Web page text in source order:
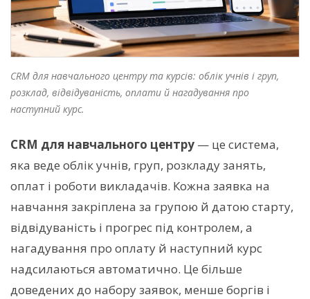
CRM для навчального центру та курсів: облік учнів і груп,
розклад, відвідуваність, оплати й нагадування про
наступний курс.
CRM для навчального центру — це система,
яка веде облік учнів, груп, розкладу занять,
оплат і роботи викладачів. Кожна заявка на
навчання закріплена за групою й датою старту,
відвідуваність і прогрес під контролем, а
нагадування про оплату й наступний курс
надсилаються автоматично. Це більше
доведених до набору заявок, менше боргів і